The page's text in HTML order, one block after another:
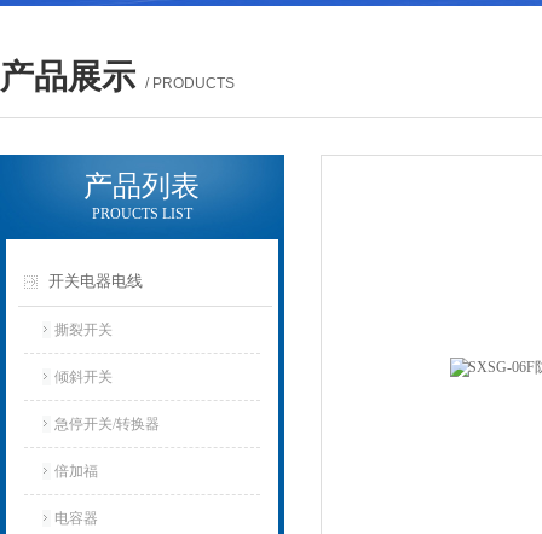
产品展示 / PRODUCTS
产品列表
PROUCTS LIST
开关电器电线
撕裂开关
倾斜开关
急停开关/转换器
倍加福
电容器